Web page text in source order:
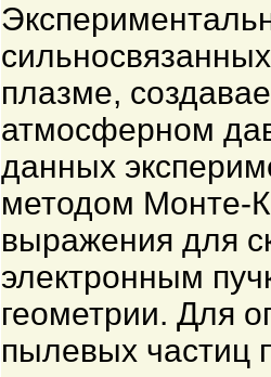
плазме,
атмосферном
данных
методом Монте-
выражения для
электронным
геометрии. Для
пылевых частиц